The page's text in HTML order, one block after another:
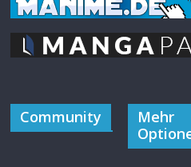
Community
Mehr